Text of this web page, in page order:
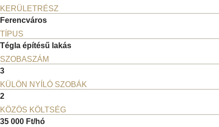
KERÜLETRÉSZ
Ferencváros
TÍPUS
Tégla építésű lakás
SZOBASZÁM
3
KÜLÖN NYÍLÓ SZOBÁK
2
KÖZÖS KÖLTSÉG
35 000 Ft/hó